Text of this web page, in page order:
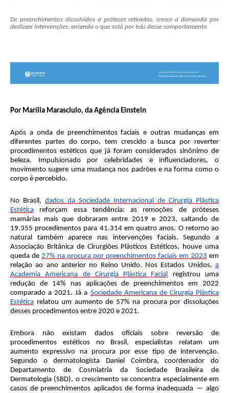
De preenchimentos dissolvidos a próteses retiradas, cresce a demanda por
desfazer intervenções; entenda o que está por trás desse comportamento
Por Marília Marasciulo, da Agência Einstein
Após a onda de preenchimentos faciais e outras mudanças em
diferentes partes do corpo, tem crescido a busca por reverter
procedimentos estéticos que já foram considerados sinônimo de
beleza. Impulsionado por celebridades e influenciadores, o
movimento sugere uma mudança nos padrões e na forma como o
corpo é percebido.
No Brasil, dados da Sociedade Internacional de Cirurgia Plástica
Estética reforçam essa tendência: as remoções de próteses
mamárias mais que dobraram entre 2019 e 2023, saltando de
19.355 procedimentos para 41.314 em quatro anos. O retorno ao
natural também aparece nas intervenções faciais. Segundo a
Associação Britânica de Cirurgiões Plásticos Estéticos, houve uma
queda de 27% na procura por preenchimentos faciais em 2023 em
relação ao ano anterior no Reino Unido. Nos Estados Unidos, a
Academia Americana de Cirurgia Plástica Facial
registrou uma
redução de 14% nas aplicações de preenchimentos em 2022
comparado a 2021. Já a Sociedade Americana de Cirurgia Plástica
Estética relatou um aumento de 57% na procura por dissoluções
desses procedimentos entre 2020 e 2021.
Embora não existam dados oficiais sobre reversão de
procedimentos estéticos no Brasil, especialistas relatam um
aumento expressivo na procura por esse tipo de intervenção.
Segundo o dermatologista Daniel Coimbra, coordenador do
Departamento de Cosmiatria da Sociedade Brasileira de
Dermatologia (SBD), o crescimento se concentra especialmente em
casos de preenchimentos aplicados de forma inadequada — algo